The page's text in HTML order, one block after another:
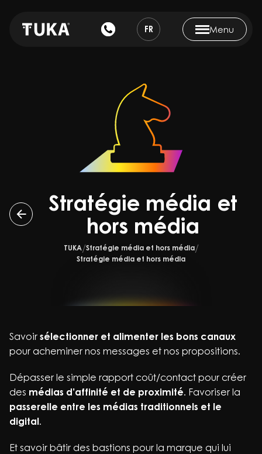
FR Menu
Stratégie média et
hors média
TUKA Stratégie média et hors média
Stratégie média et hors média
Savoir sélectionner et alimenter les bons canaux
pour acheminer nos messages et nos propositions.
Dépasser le simple rapport coût/contact pour créer
des médias d’affinité et de proximité. Favoriser la
passerelle entre les médias traditionnels et le
digital.
Et savoir bâtir des bastions pour la marque qui lui